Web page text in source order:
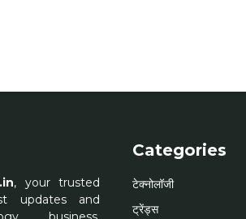
, your trusted
updates and
Categories
टेक्नोलॉजी
ट्रेंड्स